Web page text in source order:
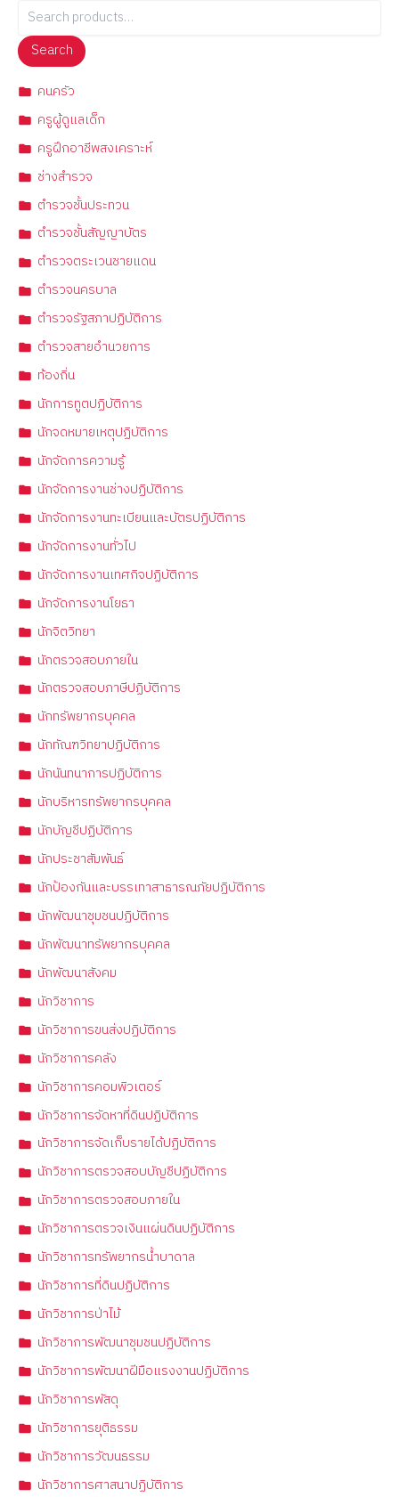
Search
คนครัว
ครูผู้ดูแลเด็ก
ครูฝึกอาชีพสงเคราะห์
ช่างสำรวจ
ตำรวจชั้นประทวน
ตำรวจชั้นสัญญาบัตร
ตำรวจตระเวนชายแดน
ตำรวจนครบาล
ตำรวจรัฐสภาปฏิบัติการ
ตำรวจสายอำนวยการ
ท้องถิ่น
นักการทูตปฏิบัติการ
นักจดหมายเหตุปฏิบัติการ
นักจัดการความรู้
นักจัดการงานช่างปฏิบัติการ
นักจัดการงานทะเบียนและบัตรปฏิบัติการ
นักจัดการงานทั่วไป
นักจัดการงานเทศกิจปฏิบัติการ
นักจัดการงานโยธา
นักจิตวิทยา
นักตรวจสอบภายใน
นักตรวจสอบภาษีปฏิบัติการ
นักทรัพยากรบุคคล
นักทัณฑวิทยาปฏิบัติการ
นักนันทนาการปฏิบัติการ
นักบริหารทรัพยากรบุคคล
นักบัญชีปฏิบัติการ
นักประชาสัมพันธ์
นักป้องกันและบรรเทาสาธารณภัยปฏิบัติการ
นักพัฒนาชุมชนปฏิบัติการ
นักพัฒนาทรัพยากรบุคคล
นักพัฒนาสังคม
นักวิชาการ
นักวิชาการขนส่งปฏิบัติการ
นักวิชาการคลัง
นักวิชาการคอมพิวเตอร์
นักวิชาการจัดหาที่ดินปฏิบัติการ
นักวิชาการจัดเก็บรายได้ปฏิบัติการ
นักวิชาการตรวจสอบบัญชีปฏิบัติการ
นักวิชาการตรวจสอบภายใน
นักวิชาการตรวจเงินแผ่นดินปฏิบัติการ
นักวิชาการทรัพยากรน้ำบาดาล
นักวิชาการที่ดินปฏิบัติการ
นักวิชาการป่าไม้
นักวิชาการพัฒนาชุมชนปฏิบัติการ
นักวิชาการพัฒนาฝีมือแรงงานปฏิบัติการ
นักวิชาการพัสดุ
นักวิชาการยุติธรรม
นักวิชาการวัฒนธรรม
นักวิชาการศาสนาปฏิบัติการ